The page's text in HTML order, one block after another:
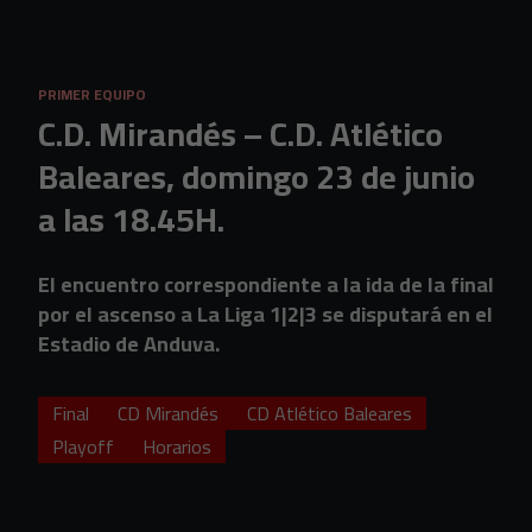
PRIMER EQUIPO
C.D. Mirandés – C.D. Atlético
Baleares, domingo 23 de junio
a las 18.45H.
El encuentro correspondiente a la ida de la final
por el ascenso a La Liga 1|2|3 se disputará en el
Estadio de Anduva.
Final CD Mirandés
CD Atlético Baleares
Playoff
Horarios